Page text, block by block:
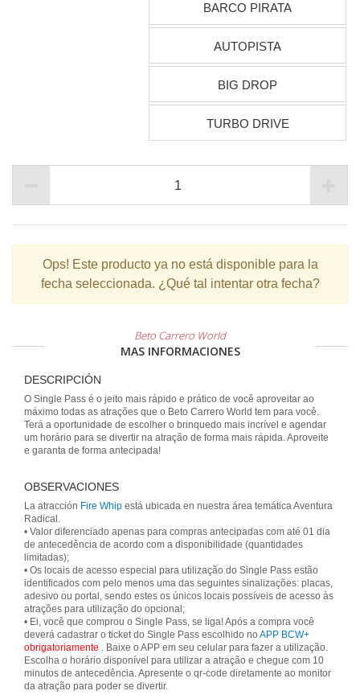
BARCO PIRATA
AUTOPISTA
BIG DROP
TURBO DRIVE
Ops! Este producto ya no está disponible para la
fecha seleccionada. ¿Qué tal intentar otra fecha?
Beto Carrero World
MAS INFORMACIONES
DESCRIPCIÓN
O Single Pass é o jeito mais rápido e prático de você aproveitar ao
máximo todas as atrações que o Beto Carrero World tem para você.
Terá a oportunidade de escolher o brinquedo mais incrível e agendar
um horário para se divertir na atração de forma mais rápida. Aproveite
e garanta de forma antecipada!
OBSERVACIONES
La atracción Fire Whip está ubicada en nuestra área temática Aventura
Radical.
• Valor diferenciado apenas para compras antecipadas com até 01 dia
de antecedência de acordo com a disponibilidade (quantidades
limitadas);
• Os locais de acesso especial para utilização do Single Pass estão
identificados com pelo menos uma das seguintes sinalizações: placas,
adesivo ou portal, sendo estes os únicos locais possíveis de acesso às
atrações para utilização do opcional;
• Ei, você que comprou o Single Pass, se liga! Após a compra você
deverá cadastrar o ticket do Single Pass escolhido no APP BCW+
obrigatoriamente . Baixe o APP em seu celular para fazer a utilização.
Escolha o horário disponível para utilizar a atração e chegue com 10
minutos de antecedência. Apresente o qr-code diretamente ao monitor
da atração para poder se divertir.